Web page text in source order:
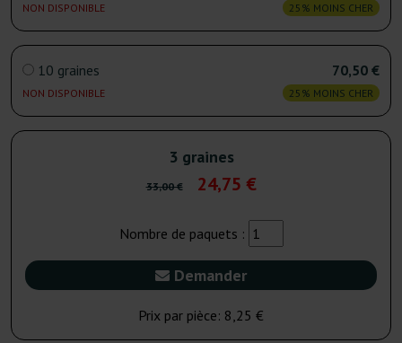
NON DISPONIBLE 25% MOINS CHER
10 graines
NON DISPONIBLE
70,50 €
25% MOINS CHER
3 graines
33,00 € 24,75 €
Nombre de paquets :
Demander
Prix par pièce: 8,25 €